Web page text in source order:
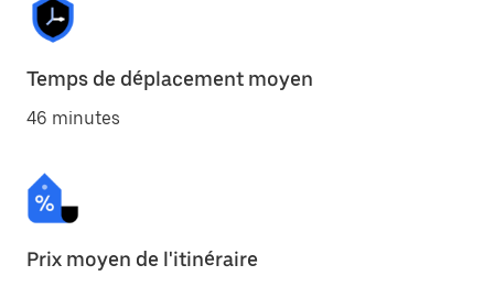
Temps de déplacement moyen
46 minutes
Prix moyen de l'itinéraire